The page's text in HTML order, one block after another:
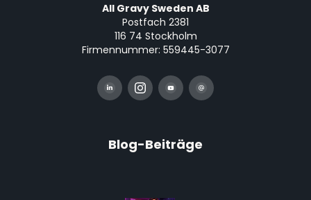
All Gravy Sweden AB
Postfach 2381
116 74 Stockholm
Firmennummer: 559445-3077
Blog-Beiträge